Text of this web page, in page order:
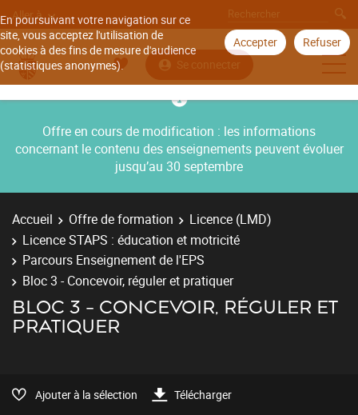
En poursuivant votre navigation sur ce
site, vous acceptez l'utilisation de
cookies à des fins de mesure d'audience
(statistiques anonymes).
Accepter Refuser
Aller à
Se connecter
Offre en cours de modification : les informations
concernant le contenu des enseignements peuvent évoluer
jusqu’au 30 septembre
Accueil Offre de formation
Licence (LMD)
Licence STAPS : éducation et motricité
Parcours Enseignement de l'EPS
Bloc 3 - Concevoir, réguler et pratiquer
BLOC 3 - CONCEVOIR, RÉGULER ET
PRATIQUER
Ajouter à la sélection Télécharger